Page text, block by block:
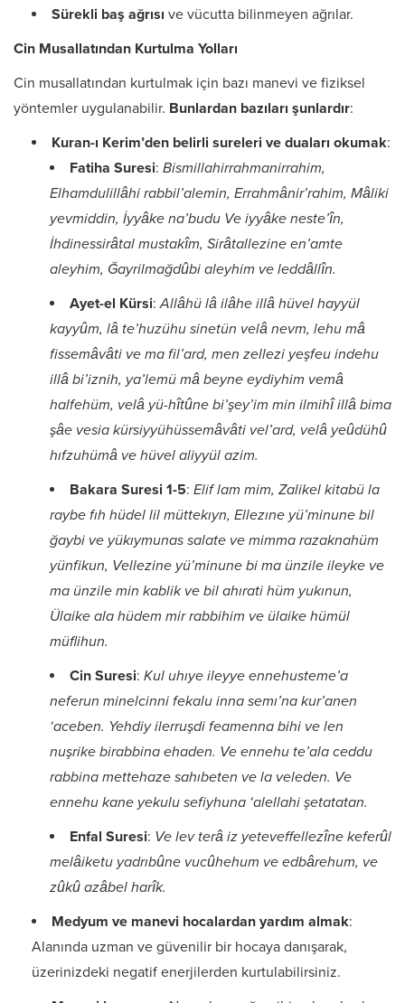
Sürekli baş ağrısı ve vücutta bilinmeyen ağrılar.
Cin Musallatından Kurtulma Yolları
Cin musallatından kurtulmak için bazı manevi ve fiziksel
yöntemler uygulanabilir. Bunlardan bazıları şunlardır:
Kuran-ı Kerim’den belirli sureleri ve duaları okumak:
Fatiha Suresi: Bismillahirrahmanirrahim,
Elhamdulillâhi rabbil’alemin, Errahmânir’rahim, Mâliki
yevmiddin, İyyâke na’budu Ve iyyâke neste’în,
İhdinessirâtal mustakîm, Sirâtallezine en’amte
aleyhim, Ğayrilmağdûbi aleyhim ve leddâllîn.
Ayet-el Kürsi:Allâhü lâ ilâhe illâ hüvel hayyül
kayyûm, lâ te’huzühu sinetün velâ nevm, lehu mâ
fissemâvâti ve ma fil’ard, men zellezi yeşfeu indehu
illâ bi’iznih, ya’lemü mâ beyne eydiyhim vemâ
halfehüm, velâ yü-hîtûne bi’şey’im min ilmihî illâ bima
şâe vesia kürsiyyühüssemâvâti vel’ard, velâ yeûdühû
hıfzuhümâ ve hüvel aliyyül azim.
Bakara Suresi 1-5: Elif lam mim, Zalikel kitabü la
raybe fıh hüdel lil müttekıyn, Ellezıne yü’minune bil
ğaybi ve yükıymunas salate ve mimma razaknahüm
yünfikun, Vellezine yü’minune bi ma ünzile ileyke ve
ma ünzile min kablik ve bil ahırati hüm yukınun,
Ülaike ala hüdem mir rabbihim ve ülaike hümül
müflihun.
Cin Suresi: Kul uhıye ileyye ennehusteme’a
neferun minelcinni fekalu inna semı’na kur’anen
‘aceben. Yehdiy ilerruşdi feamenna bihi ve len
nuşrike birabbina ehaden. Ve ennehu te’ala ceddu
rabbina mettehaze sahıbeten ve la veleden. Ve
ennehu kane yekulu sefiyhuna ‘alellahi şetatatan.
Enfal Suresi: Ve lev terâ iz yeteveffellezîne keferûl
melâiketu yadrıbûne vucûhehum ve edbârehum, ve
zûkû azâbel harîk.
Medyum ve manevi hocalardan yardım almak:
Alanında uzman ve güvenilir bir hocaya danışarak,
üzerinizdeki negatif enerjilerden kurtulabilirsiniz.